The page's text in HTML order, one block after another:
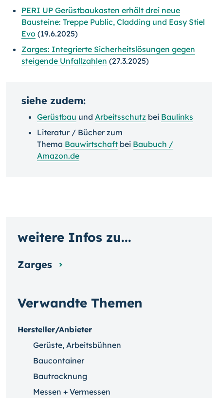
PERI UP Gerüstbaukasten erhält drei neue
Bausteine: Treppe Public, Cladding und Easy Stiel
Evo (19.6.2025)
Zarges: Integrierte Sicherheitslösungen gegen
steigende Unfallzahlen (27.3.2025)
siehe zudem:
Gerüstbau und Arbeitsschutz bei Baulinks
Literatur / Bücher zum
Thema Bauwirtschaft bei Baubuch /
Amazon.de
Verwandte Themen
Hersteller/Anbieter
Gerüste, Arbeitsbühnen
Baucontainer
Bautrocknung
Messen + Vermessen
weitere Infos zu...
Zarges